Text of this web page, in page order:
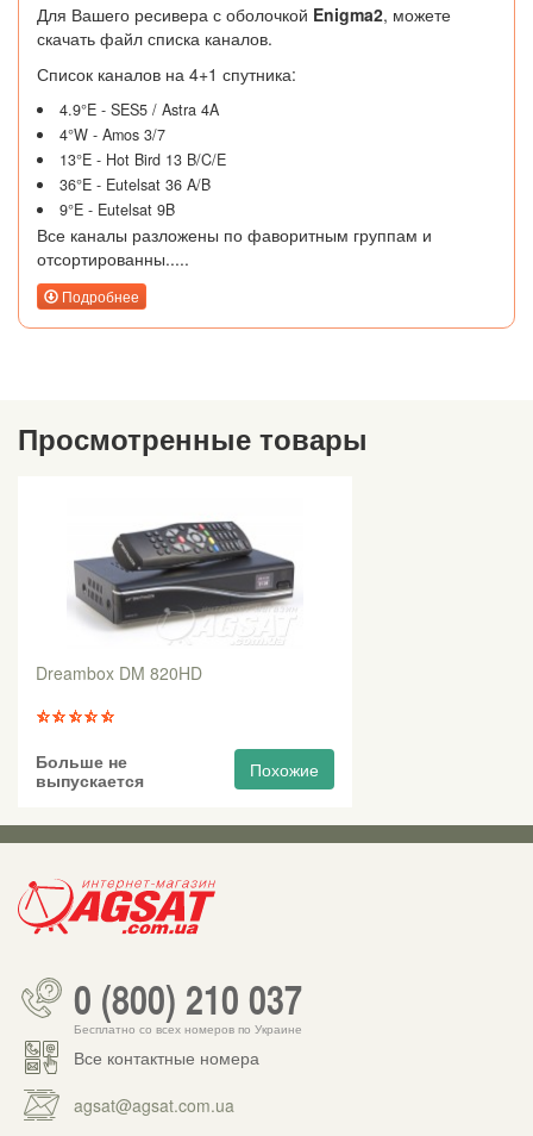
Для Вашего ресивера с оболочкой Enigma2, можете
скачать файл списка каналов.
Список каналов на 4+1 спутника:
4.9°E - SES5 / Astra 4A
4°W - Amos 3/7
13°E - Hot Bird 13 B/C/E
36°E - Eutelsat 36 A/B
9°E - Eutelsat 9B
Все каналы разложены по фаворитным группам и
отсортированны.....
Подробнее
Просмотренные товары
Dreambox DM 820HD
Больше не
выпускается
Похожие
0 (800) 210 037
Бесплатно со всех номеров по Украине
Все контактные номера
agsat@agsat.com.ua